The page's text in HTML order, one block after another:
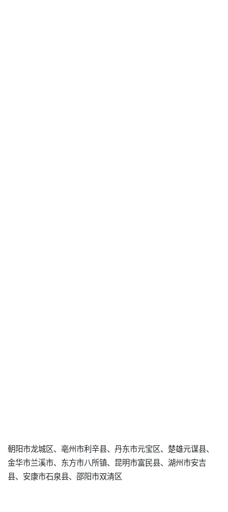
朝阳市龙城区、亳州市利辛县、丹东市元宝区、楚雄元谋县、
金华市兰溪市、东方市八所镇、昆明市富民县、湖州市安吉
县、安康市石泉县、邵阳市双清区